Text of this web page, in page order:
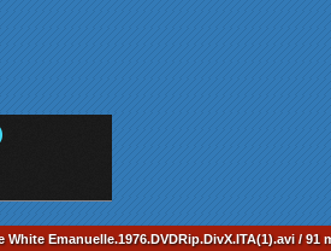
White Emanuelle.1976.DVDRip.DivX.ITA(1).avi / 91